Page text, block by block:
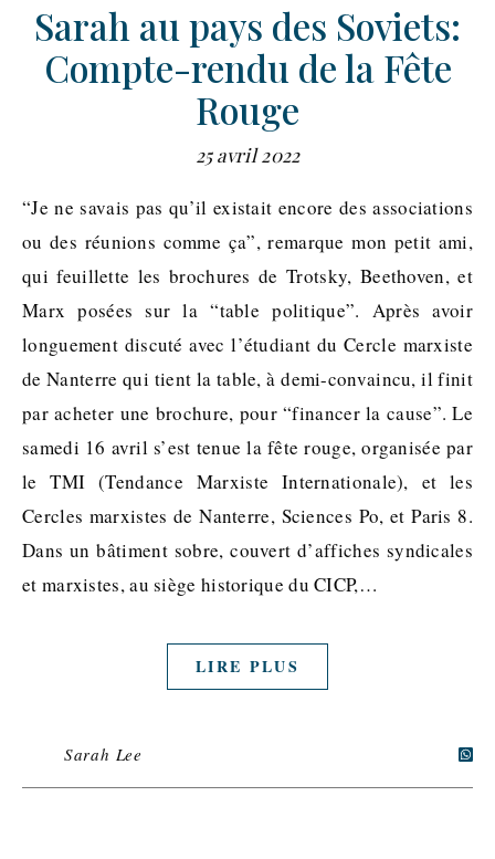
Sarah au pays des Soviets:
Compte-rendu de la Fête
Rouge
25 avril 2022
“Je ne savais pas qu’il existait encore des associations
ou des réunions comme ça”, remarque mon petit ami,
qui feuillette les brochures de Trotsky, Beethoven, et
Marx posées sur la “table politique”. Après avoir
longuement discuté avec l’étudiant du Cercle marxiste
de Nanterre qui tient la table, à demi-convaincu, il finit
par acheter une brochure, pour “financer la cause”. Le
samedi 16 avril s’est tenue la fête rouge, organisée par
le TMI (Tendance Marxiste Internationale), et les
Cercles marxistes de Nanterre, Sciences Po, et Paris 8.
Dans un bâtiment sobre, couvert d’affiches syndicales
et marxistes, au siège historique du CICP,…
LIRE PLUS
Sarah Lee